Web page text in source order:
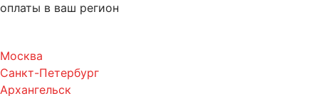
оплаты в ваш регион
Москва
Санкт-Петербург
Архангельск